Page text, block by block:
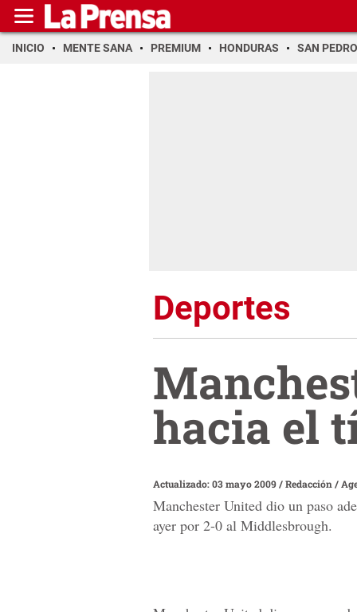
INICIO MENTE SANA PREMIUM HONDURAS SAN PEDRO
Deportes
hacia el
Actualizado: 03 mayo 2009/Redacción /
Manchester United dio un paso
ayer por 2-0 al Middlesbrough.